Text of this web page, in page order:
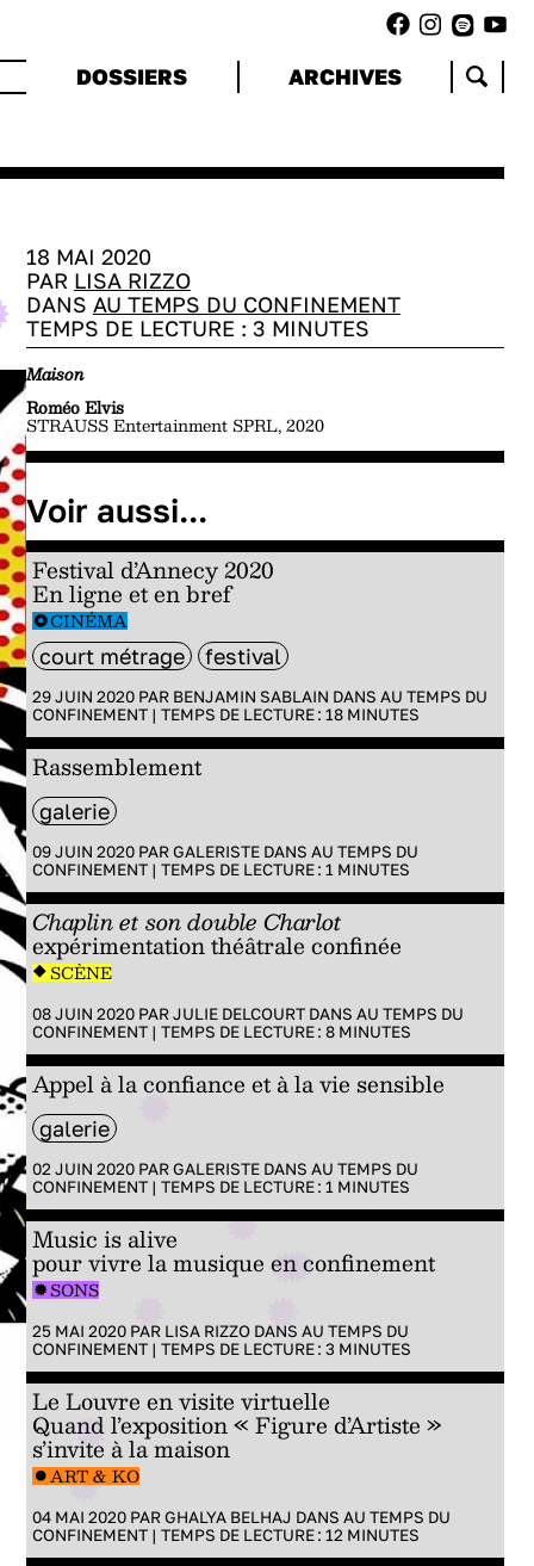
DOSSIERS ARCHIVES
18 MAI 2020
PAR LISA RIZZO
DANS AU TEMPS DU CONFINEMENT
TEMPS DE LECTURE : 3 MINUTES
Maison
Roméo Elvis
STRAUSS Entertainment SPRL, 2020
Voir aussi...
Festival d’Annecy 2020
En ligne et en bref
CINÉMA
court métrage festival
29 JUIN 2020 PAR BENJAMIN SABLAIN DANS AU TEMPS DU
CONFINEMENT| TEMPS DE LECTURE : 18MINUTES
Rassemblement
galerie
09 JUIN 2020 PARGALERISTEDANS AU TEMPS DU
CONFINEMENT| TEMPS DE LECTURE : 1 MINUTES
Chaplin et son double Charlot
expérimentation théâtrale confinée
SCÈNE
08 JUIN 2020 PARJULIE DELCOURTDANS AU TEMPS DU
CONFINEMENT| TEMPS DE LECTURE : 8MINUTES
Appel à la confiance et à la vie sensible
galerie
02 JUIN 2020 PARGALERISTEDANS AU TEMPS DU
CONFINEMENT| TEMPS DE LECTURE : 1 MINUTES
Music is alive
pour vivre la musique en confinement
SONS
25 MAI 2020 PAR LISA RIZZODANS AU TEMPS DU
CONFINEMENT| TEMPS DE LECTURE : 3 MINUTES
Le Louvre en visite virtuelle
Quand l’exposition « Figure d’Artiste »
s’invite à la maison
ART & KO
04 MAI 2020 PARGHALYA BELHAJ DANS AU TEMPS DU
CONFINEMENT| TEMPS DE LECTURE : 12 MINUTES